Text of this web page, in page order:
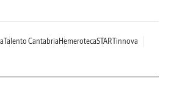
Talento Cantabria HemerotecaSTARTinnova